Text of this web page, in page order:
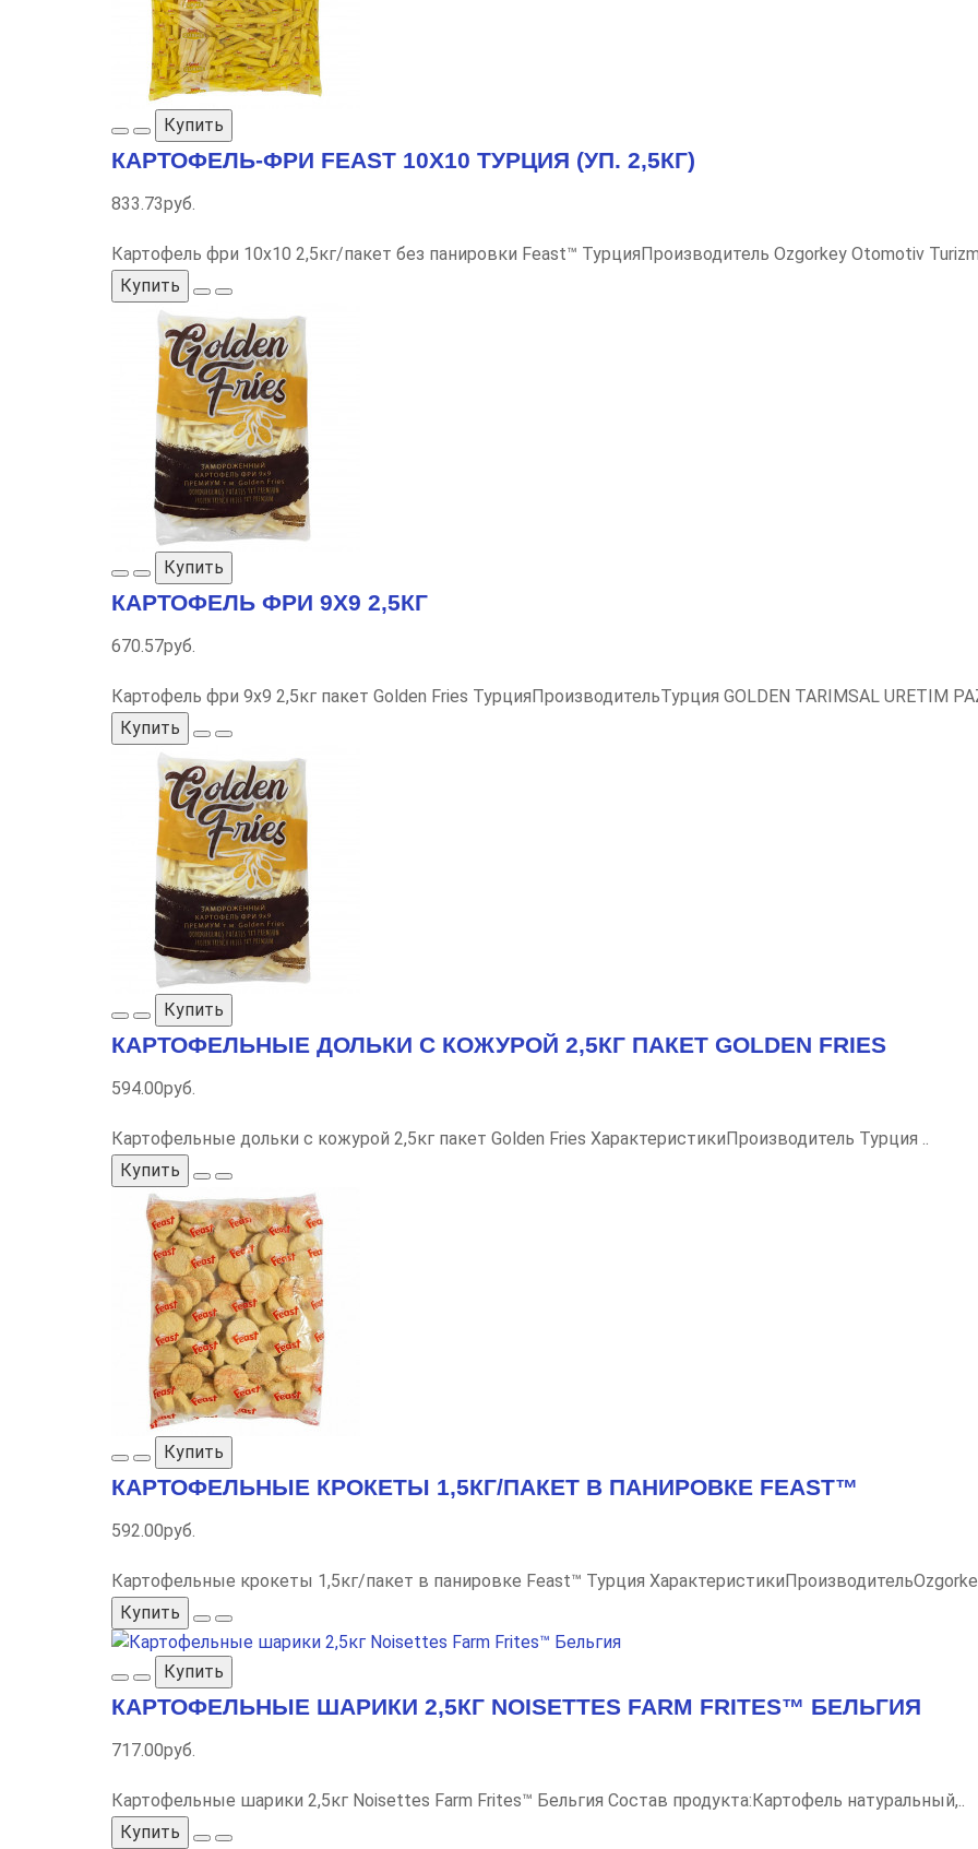
Купить
КАРТОФЕЛЬ-ФРИ FEAST 10Х10 ТУРЦИЯ (УП. 2,5КГ)
833.73руб.
Картофель фри 10х10 2,5кг/пакет без панировки Feast™ ТурцияПроизводитель Ozgorkey Otomotiv Turizm
Купить
Купить
КАРТОФЕЛЬ ФРИ 9Х9 2,5КГ
670.57руб.
Картофель фри 9х9 2,5кг пакет Golden Fries ТурцияПроизводительТурция GOLDEN TARIMSAL URETIM
Купить
Купить
КАРТОФЕЛЬНЫЕ ДОЛЬКИ С КОЖУРОЙ 2,5КГ ПАКЕТ GOLDEN FRIES
594.00руб.
Картофельные дольки с кожурой 2,5кг пакет Golden Fries ХарактеристикиПроизводитель Турция ..
Купить
Купить
КАРТОФЕЛЬНЫЕ КРОКЕТЫ 1,5КГ/ПАКЕТ В ПАНИРОВКЕ FEAST™
592.00руб.
Картофельные крокеты 1,5кг/пакет в панировке Feast™ Турция
Купить
Купить
КАРТОФЕЛЬНЫЕ ШАРИКИ 2,5КГ NOISETTES FARM FRITES™ БЕЛЬГИЯ
717.00руб.
Картофельные шарики 2,5кг Noisettes Farm Frites™ Бельгия Состав продукта:Картофель натуральный,..
Купить